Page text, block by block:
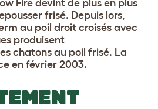
Fire devint de plus en plus
frisé. Depuis lors,
au poil droit croisés avec
produisent
chatons au poil frisé. La
en février 2003.